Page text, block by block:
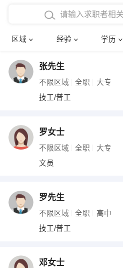
区域 经验 学历
在校学生工作经验
四年以上工作经验
五年以上工作经验
博士
文员
财务会计
网络IT
收银员
水电/机修
编辑
确定
张先生
不限区域 全职 大专
技工/普工
罗女士
不限区域 全职 大专
文员
罗先生
不限区域 全职 高中
技工/普工
邓女士